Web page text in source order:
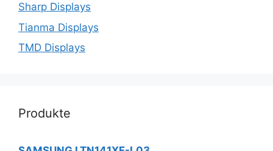
Sharp Displays
Tianma Displays
TMD Displays
Produkte